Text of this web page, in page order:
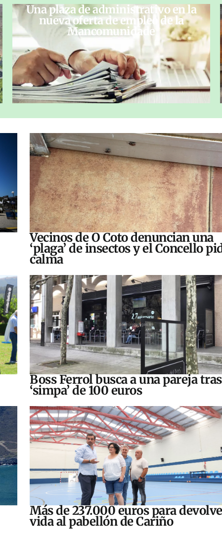
Una plaza de administrativo en la
nueva oferta de empleo de la
Mancomunidade
Vecinos de O Coto denuncian una
‘plaga’ de insectos y el Concello
calma
Boss Ferrol busca a una pareja
‘simpa’ de 100 euros
Más de 237.000 euros para
vida al pabellón de Cariño